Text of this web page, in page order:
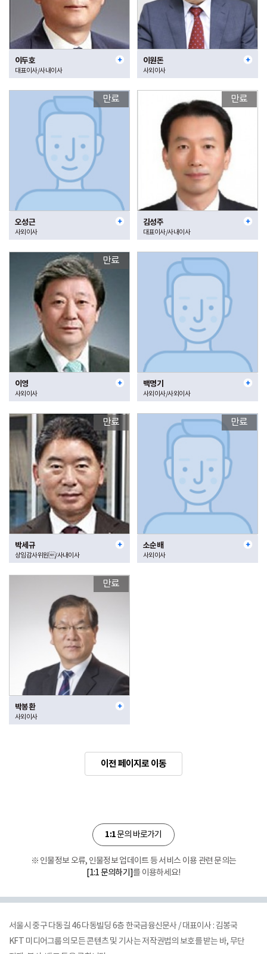
이두호
대표이사/사내이사
이원돈
사외이사
만료
오성근
사외이사
만료
김성주
대표이사/사내이사
만료
이영
사외이사
백명기
사외이사/사외이사
만료
박세규
상임감사위원/사내이사
만료
소순배
사외이사
만료
박봉환
사외이사
이전 페이지로 이동
1:1문의 바로가기
※ 인물정보 오류, 인물정보 업데이트 등 서비스 이용 관련 문의는
[1:1 문의하기]를 이용하세요!
서울시 중구 다동길 46 다동빌딩 6층 한국금융신문사 / 대표이사 : 김봉국
KFT 미디어그룹의 모든 콘텐츠 및 기사는 저작권법의 보호를 받는 바, 무단